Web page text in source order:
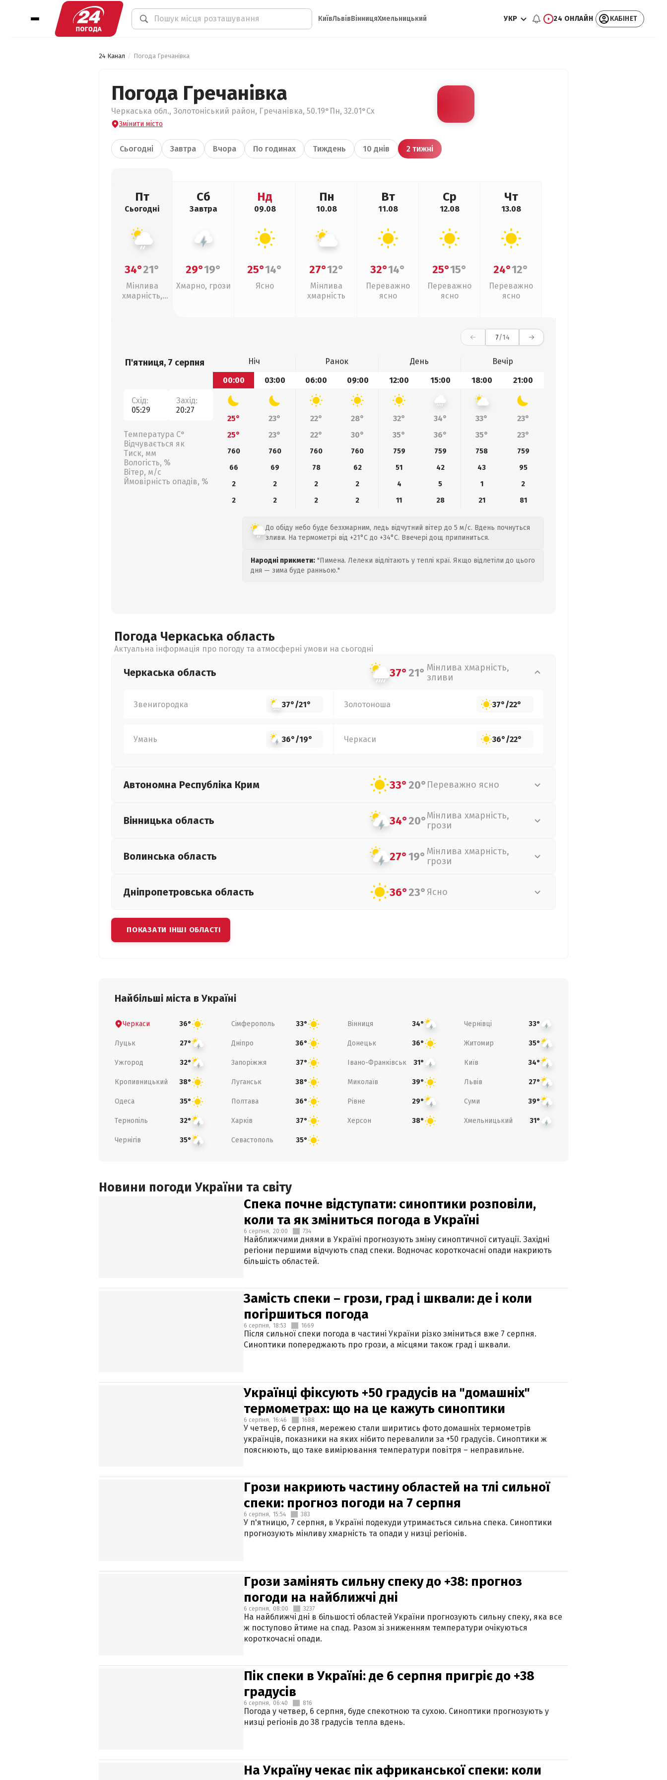
КиївЛьвівВінницяХмельницький УКР 24 ОНЛАЙН КАБІНЕТ
24 Канал Погода Гречанівка
Погода Гречанівка
Черкаська обл., Золотоніський район, Гречанівка, 50.19°Пн, 32.01°Сх
Змінити місто
Сьогодні Завтра Вчора По годинах Тиждень 10 днів 2 тижні
Пт
Сьогодні
34°21°
Мінлива
хмарність,
Сб
Завтра
29°19°
Хмарно, грози
Нд
09.08
25°14°
Ясно
Пн
10.08
27°12°
Мінлива
хмарність
Вт
11.08
32°14°
Переважно
ясно
Ср
12.08
25°15°
Переважно
ясно
Чт
13.08
24°12°
Переважно
ясно
7/14
П'ятниця, 7 серпня
Схід:
05:29
Захід:
20:27
Температура С°
Відчувається як
Тиск, мм
Вологість, %
Вітер, м/с
Ймовірність опадів, %
Ніч Ранок День
Вечір
00:00
03:00 06:00 09:00 12:00 15:00 18:00 21:00
25° 23° 22° 28° 32° 34° 33°
23°
25°
23° 22° 30° 35° 36° 35° 23°
760 760 760 760 759 759 758
759
66
69 78 62 51 42 43
95
2
2 2 2 4 5 1
2
2
2 2 2 11 28 21 81
До обіду небо буде безхмарним, ледь відчутний вітер до 5 м/с. Вдень почнуться
зливи. На термометрі від +21°C до +34°C. Ввечері дощ припиниться.
Народні прикмети: "Пимена. Лелеки відлітають у теплі краї. Якщо відлетіли до цього
дня — зима буде ранньою."
Погода Черкаська область
Актуальна інформація про погоду та атмосферні умови на сьогодні
Черкаська область 37°21° Мінлива хмарність,
зливи
Звенигородка 37°/21° Золотоноша 37°/22°
Умань 36°/19° Черкаси 36°/22°
Автономна Республіка Крим 33°20° Переважно ясно
Вінницька область 34°20°Мінлива хмарність,
грози
Волинська область 27°19° Мінлива хмарність,
грози
Дніпропетровська область 36°23° Ясно
ПОКАЗАТИ ІНШІ ОБЛАСТІ
Найбільші міста в Україні
Черкаси 36° Сімферополь 33° Вінниця 34° Чернівці 33°
Луцьк 27° Дніпро 36° Донецьк 36° Житомир 35°
Ужгород 32° Запоріжжя 37° Івано-Франківськ 31° Київ 34°
Кропивницький 38° Луганськ 38° Миколаїв 39° Львів 27°
Одеса 35° Полтава 36° Рівне 29° Суми 39°
Тернопіль 32° Харків 37° Херсон 38° Хмельницький 31°
Чернігів 35° Севастополь 35°
Новини погоди України та світу
Спека почне відступати: синоптики розповіли,
коли та як зміниться погода в Україні
6 серпня, 20:00 734
Найближчими днями в Україні прогнозують зміну синоптичної ситуації. Західні
регіони першими відчують спад спеки. Водночас короткочасні опади накриють
більшість областей.
Замість спеки – грози, град і шквали: де і коли
погіршиться погода
6 серпня, 18:53 1669
Після сильної спеки погода в частині України різко зміниться вже 7 серпня.
Синоптики попереджають про грози, а місцями також град і шквали.
Українці фіксують +50 градусів на "домашніх"
термометрах: що на це кажуть синоптики
6 серпня, 16:46 1688
У четвер, 6 серпня, мережею стали ширитись фото домашніх термометрів
українців, показники на яких нібито перевалили за +50 градусів. Синоптики ж
пояснюють, що таке вимірювання температури повітря – неправильне.
Грози накриють частину областей на тлі сильної
спеки: прогноз погоди на 7 серпня
6 серпня, 15:54 383
У п'ятницю, 7 серпня, в Україні подекуди утримається сильна спека. Синоптики
прогнозують мінливу хмарність та опади у низці регіонів.
Грози замінять сильну спеку до +38: прогноз
погоди на найближчі дні
6 серпня, 08:00 3237
На найближчі дні в більшості областей України прогнозують сильну спеку, яка все
ж поступово йтиме на спад. Разом зі зниженням температури очікуються
короткочасні опади.
Пік спеки в Україні: де 6 серпня пригріє до +38
градусів
6 серпня, 06:40 816
Погода у четвер, 6 серпня, буде спекотною та сухою. Синоптики прогнозують у
низці регіонів до 38 градусів тепла вдень.
На Україну чекає пік африканської спеки: коли